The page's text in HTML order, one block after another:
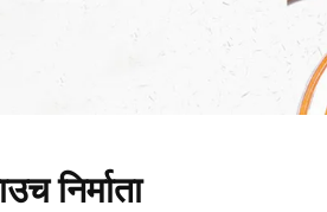
निर्माता